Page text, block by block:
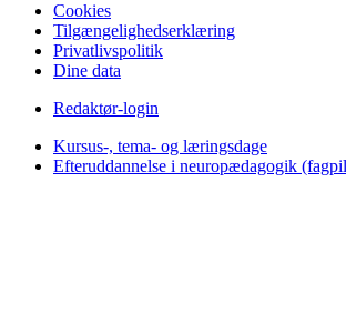
Cookies
Tilgængelighedserklæring
Privatlivspolitik
Dine data
Redaktør-login
Kursus-, tema- og læringsdage
Efteruddannelse i neuropædagogik